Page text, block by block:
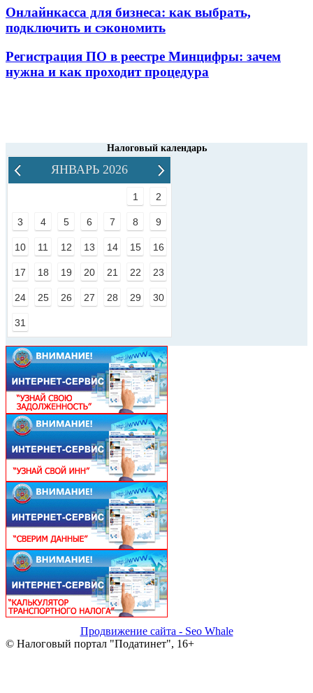
Онлайнкасса для бизнеса: как выбрать,
подключить и сэкономить
Регистрация ПО в реестре Минцифры: зачем
нужна и как проходит процедура
Налоговый календарь
ЯНВАРЬ 2026
1 2
3 4 5 6 7 8 9
10 11 12 13 14 15 16
17 18 19 20 21 22 23
24 25 26 27 28 29 30
31
Продвижение сайта - Seo Whale
© Налоговый портал "Податинет", 16+